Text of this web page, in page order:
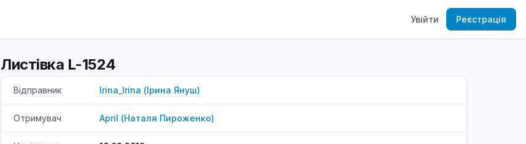
Увійти Реєстрація
Листівка L-1524
Відправник Irina_Irina (Ірина Януш)
Отримувач April (Наталя Пироженко)